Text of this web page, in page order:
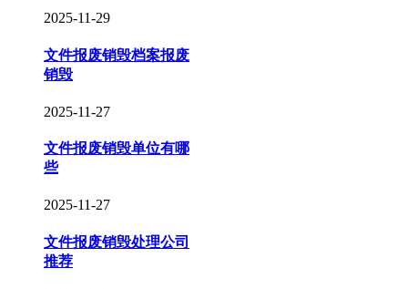
2025-11-29
文件报废销毁档案报废
销毁
2025-11-27
文件报废销毁单位有哪
些
2025-11-27
文件报废销毁处理公司
推荐